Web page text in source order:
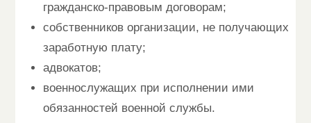
гражданско-правовым договорам;
собственников организации, не получающих
заработную плату;
адвокатов;
военнослужащих при исполнении ими
обязанностей военной службы.